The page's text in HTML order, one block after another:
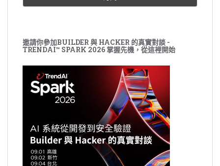
邀請你參加BUILDER 與 HACKER 的真實對談 -
TRENDAI™ SPARK 2026 掌握先機，從這裡開始